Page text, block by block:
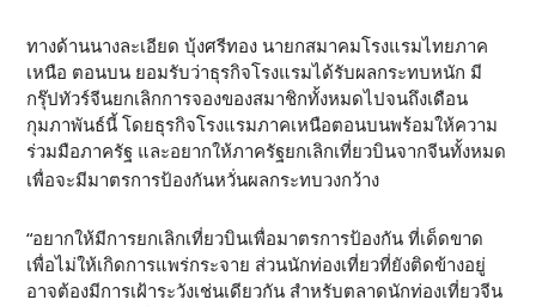
ทางด้านนางละเอียด บุ้งศรีทอง นายกสมาคมโรงแรมไทยภาค
เหนือ ตอนบน ยอมรับว่าธุรกิจโรงแรมได้รับผลกระทบหนัก มี
กรุ๊ปทัวร์จีนยกเลิกการจองของสมาชิกทั้งหมดไปจนถึงเดือน
กุมภาพันธ์นี้ โดยธุรกิจโรงแรมภาคเหนือตอนบนพร้อมให้ความ
ร่วมมือภาครัฐ และอยากให้ภาครัฐยกเลิกเที่ยวบินจากจีนทั้งหมด
เพื่อจะมีมาตรการป้องกันหวั่นผลกระทบวงกว้าง
“อยากให้มีการยกเลิกเที่ยวบินเพื่อมาตรการป้องกัน ที่เด็ดขาด
เพื่อไม่ให้เกิดการแพร่กระจาย ส่วนนักท่องเที่ยวที่ยังติดข้างอยู่
อาจต้องมีการเฝ้าระวังเช่นเดียวกัน สำหรับตลาดนักท่องเที่ยวจีน